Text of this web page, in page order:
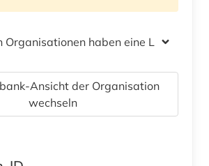
Organisationen haben eine Lizenz
Ansicht der Organisation
wechseln